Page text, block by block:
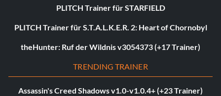
PLITCH Trainer für STARFIELD
PLITCH Trainer für S.T.A.L.K.E.R. 2: Heart of Chornobyl
theHunter: Ruf der Wildnis v3054373 (+17 Trainer)
TRENDING TRAINER
Assassin's Creed Shadows v1.0-v1.0.4+ (+23 Trainer)